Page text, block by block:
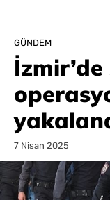
GÜNDEM
7 Nisan 2025